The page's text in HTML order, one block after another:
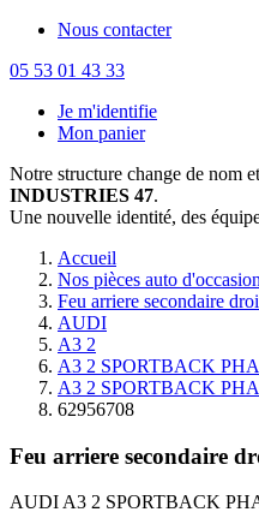
Nous contacter
05 53 01 43 33
Je m'identifie
Mon panier
Notre structure change de nom
INDUSTRIES 47.
Une nouvelle identité, des
Accueil
Nos pièces auto d'occasion
Feu arriere secondaire
AUDI
A3 2
A3 2 SPORTBACK
A3 2 SPORTBACK
62956708
Feu arriere secondaire
AUDI A3 2 SPORTBACK